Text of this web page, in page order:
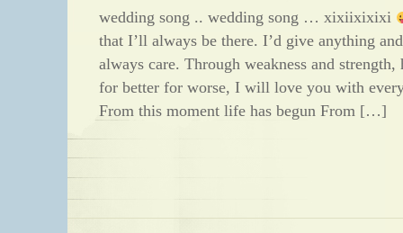
wedding song .. wedding song … xixiixixixi
that I’ll always be there. I’d give anything
always care. Through weakness and strength,
for better for worse, I will love you with
From this moment life has begun From […]